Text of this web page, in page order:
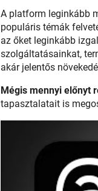
A platform leginkább
populáris témák
az őket leginkább
szolgáltatásainkat,
akár jelentős
Mégis mennyi előnyt
tapasztalatait is